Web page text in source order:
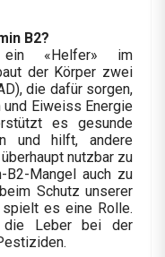
B2?
«Helfer» im
der Körper zwei
die dafür sorgen,
Eiweiss Energie
es gesunde
und hilft, andere
nutzbar zu
B2-Mangel auch zu
Schutz unserer
es eine Rolle.
die Leber bei der